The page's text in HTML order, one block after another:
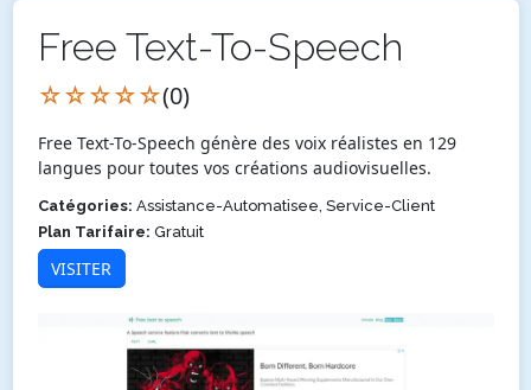
Free Text-To-Speech
☆☆☆☆☆(0)
Free Text-To-Speech génère des voix réalistes en 129
langues pour toutes vos créations audiovisuelles.
Catégories: Assistance-Automatisee, Service-Client
Plan Tarifaire: Gratuit
VISITER